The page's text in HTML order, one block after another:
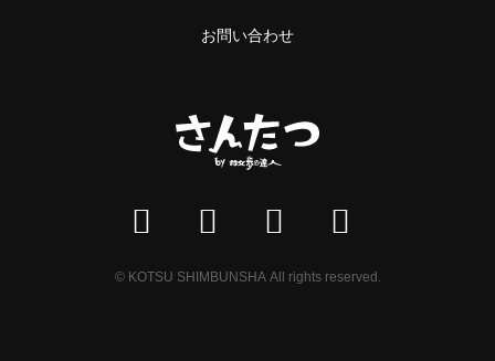
お問い合わせ
© KOTSU SHIMBUNSHA All rights reserved.